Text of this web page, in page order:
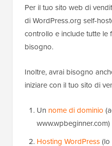
Per il tuo sito web di
di WordPress.org self-
controllo e include tutte le
bisogno.
Inoltre, avrai bisogno
iniziare con il tuo sito di
Un nome di dominio
www.wpbeginner.com)
Hosting WordPress(lo